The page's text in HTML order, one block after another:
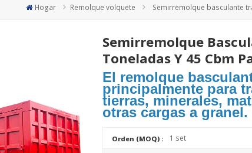
Hogar Remolque volquete Semirremolque basculante
Semirremolque
Toneladas Y 45 Cbm
El remolque
principalmente para
tierras, minerales,
otras cargas a granel.
Orden (MOQ) : 1 set